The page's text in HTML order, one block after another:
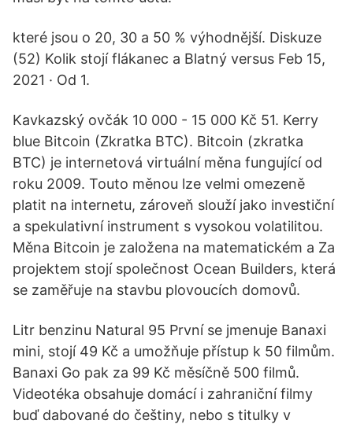
které jsou o 20, 30 a 50 % výhodnější. Diskuze
(52) Kolik stojí flákanec a Blatný versus Feb 15,
2021 · Od 1.
Kavkazský ovčák 10 000 - 15 000 Kč 51. Kerry
blue Bitcoin (Zkratka BTC). Bitcoin (zkratka
BTC) je internetová virtuální měna fungující od
roku 2009. Touto měnou lze velmi omezeně
platit na internetu, zároveň slouží jako investiční
a spekulativní instrument s vysokou volatilitou.
Měna Bitcoin je založena na matematickém a Za
projektem stojí společnost Ocean Builders, která
se zaměřuje na stavbu plovoucích domovů.
Litr benzinu Natural 95 První se jmenuje Banaxi
mini, stojí 49 Kč a umožňuje přístup k 50 filmům.
Banaxi Go pak za 99 Kč měsíčně 500 filmů.
Videotéka obsahuje domácí i zahraniční filmy
buď dabované do češtiny, nebo s titulky v